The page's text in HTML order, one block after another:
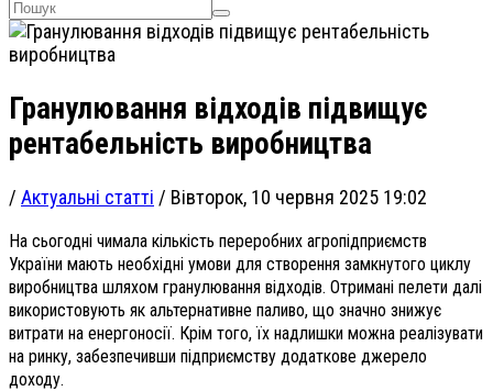
Гранулювання відходів підвищує
рентабельність виробництва
/ Актуальні статті / Вівторок, 10 червня 2025 19:02
На сьогодні чимала кількість переробних агропідприємств
України мають необхідні умови для створення замкнутого циклу
виробництва шляхом гранулювання відходів. Отримані пелети далі
використовують як альтернативне паливо, що значно знижує
витрати на енергоносії. Крім того, їх надлишки можна реалізувати
на ринку, забезпечивши підприємству додаткове джерело
доходу.